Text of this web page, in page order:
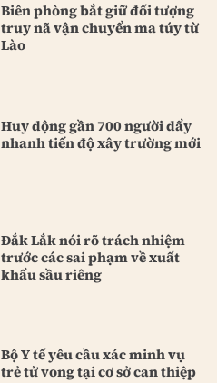
Biên phòng bắt giữ đối tượng
truy nã vận chuyển ma túy từ
Lào
Huy động gần 700 người đẩy
nhanh tiến độ xây trường mới
Đắk Lắk nói rõ trách nhiệm
trước các sai phạm về xuất
khẩu sầu riêng
Bộ Y tế yêu cầu xác minh vụ
trẻ tử vong tại cơ sở can thiệp